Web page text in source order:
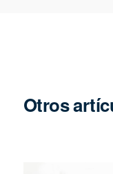
Otros